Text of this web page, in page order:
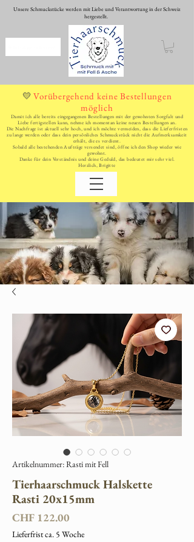
Unsere Schmuckstücke werden mit Liebe und Verantwortung in der Schweiz
hergestellt.
💛 Vorübergehend keine Bestellungen
möglich
Damit ich alle bereits eingegangenen Bestellungen mit der gewohnten Sorgfalt und
Liebe fertigstellen kann, nehme ich momentan keine neuen Bestellungen an.
Die Nachfrage ist aktuell sehr hoch, und ich möchte vermeiden, dass die Lieferfristen
zu lange werden oder dass dein persönliches Schmuckstück nicht die Aufmerksamkeit
erhält, die es verdient.
Sobald alle bestehenden Aufträge versendet sind, öffne ich den Shop wieder wie
gewohnt.
Danke für dein Verständnis und deine Geduld, das bedeutet mir sehr viel.
Herzlich, Brigitte
Artikelnummer: Rasti mit Fell
Tierhaarschmuck Halskette
Rasti 20x15mm
CHF 122.00
Lieferfrist ca. 5 Woche